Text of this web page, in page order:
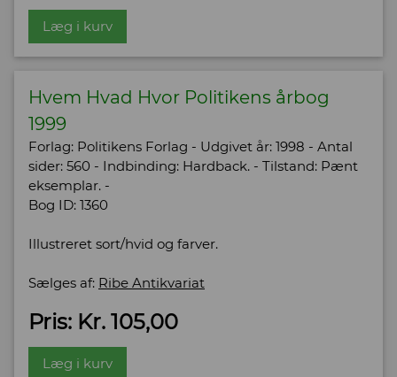
Læg i kurv
Hvem Hvad Hvor Politikens årbog
1999
Forlag: Politikens Forlag - Udgivet år: 1998 - Antal
sider: 560 - Indbinding: Hardback. - Tilstand: Pænt
eksemplar. -
Bog ID: 1360
Illustreret sort/hvid og farver.
Sælges af: Ribe Antikvariat
Pris: Kr. 105,00
Læg i kurv